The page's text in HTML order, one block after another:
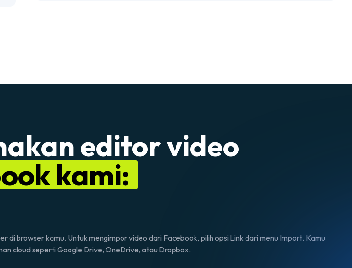
editor video
kami:
dibrowserkamu. Untuk mengimpor video dari Facebook, pilih opsi Link dari menu Import. Kamu
cloudseperti Google Drive, OneDrive, atau Dropbox.